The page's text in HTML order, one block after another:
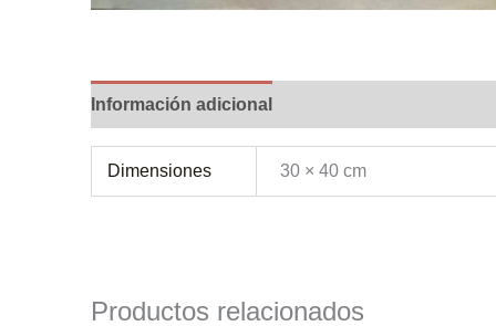
Información adicional
Dimensiones 30 × 40 cm
Productos relacionados